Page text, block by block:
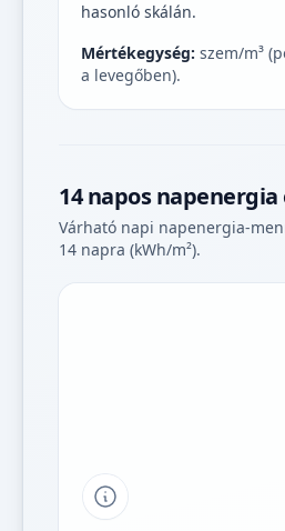
hasonló skálán.
Mértékegység: szem/m³
a levegőben).
14 napos
Várható napi napenergia-
14 napra (kWh/m²).
Tipp a grafikon